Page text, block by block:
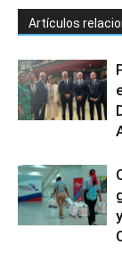
Artículos